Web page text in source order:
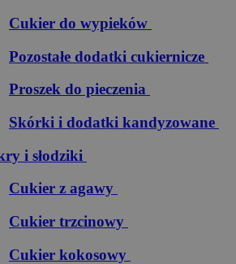
Cukier do wypieków
Pozostałe dodatki cukiernicze
Proszek do pieczenia
Skórki i dodatki kandyzowane
i słodziki
Cukier z agawy
Cukier trzcinowy
Cukier kokosowy